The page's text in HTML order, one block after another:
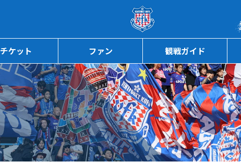
ページの本文へ
チケット ファン 観戦ガイド